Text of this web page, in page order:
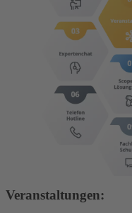
Veranstaltungen: